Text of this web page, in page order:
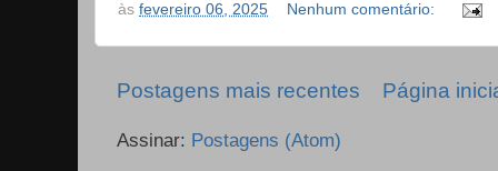
às fevereiro 06, 2025 Nenhum comentário:
Postagens mais recentes Página
Assinar: Postagens (Atom)